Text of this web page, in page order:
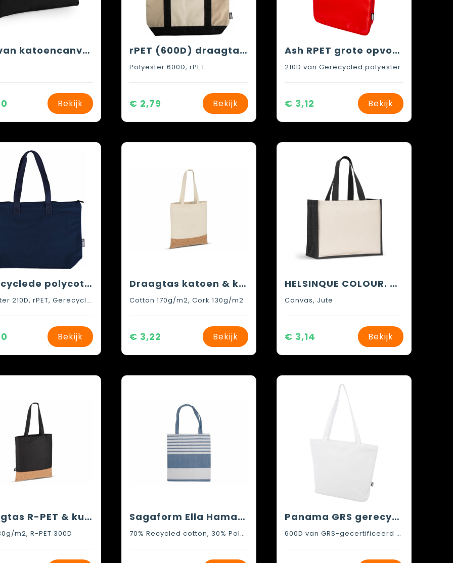
Etui van katoencanvas
Bekijk
rPET (600D) draagtas Carl
Polyester 600D, rPET
€ 2,79 Bekijk
Ash RPET grote opvouwbare draagtas 14L
210D van Gerecycled polyester
€ 3,12 Bekijk
Gerecyclede polycotton (330 gsm) draagtas Malina
Polyester 210D, rPET, Gerecycled katoen
Bekijk
Draagtas katoen & kurk 170g/m² 35 x 40cm
Cotton 170g/m2, Cork 130g/m2
€ 3,22 Bekijk
HELSINQUE COLOUR. Canvas tas (320 g/m²), met bodem en zijkanten van gelamineerd jute (350 g/m²) in kleuren
Canvas, Jute
€ 3,14 Bekijk
Draagtas R-PET & kurk 35 x 40cm
m2, R-PET 300D
Sagaform Ella Hamam tas 41x38 cm
70% Recycled cotton, 30% Polyester
Panama GRS gerecyclede draagtas met rits 20 l
600D van GRS-gecertificeerd gerecycled polyester